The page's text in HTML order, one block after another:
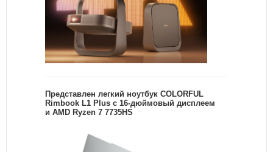
Представлен легкий ноутбук COLORFUL
Rimbook L1 Plus с 16-дюймовый дисплеем
и AMD Ryzen 7 7735HS